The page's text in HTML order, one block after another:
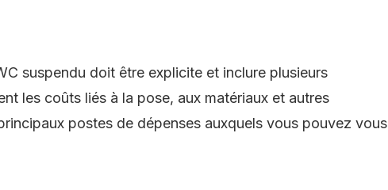
suspendu doit être explicite et inclure plusieurs
les coûts liés à la pose, aux matériaux et autres
postes de dépenses auxquels vous pouvez vous